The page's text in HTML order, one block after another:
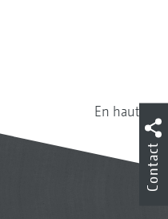
En haut
Contact